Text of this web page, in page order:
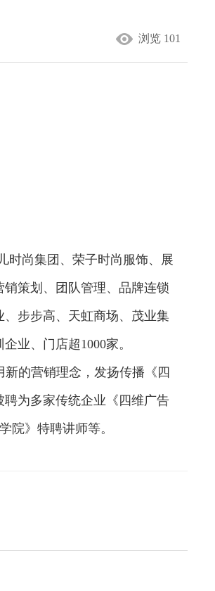
浏览 101
时尚集团、荣子时尚服饰、展
策划、团队管理、品牌连锁
步步高、天虹商场、茂业集
业、门店超1000家。
的营销理念，发扬传播《四
为多家传统企业《四维广告
院》特聘讲师等。